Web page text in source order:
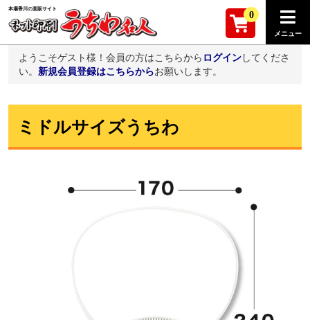
本場香川の直販サイト
0
ようこそゲスト様！会員の方はこちらから ログインしてくださ
い。 新規会員登録はこちらからお願いします。
ミドルサイズうちわ